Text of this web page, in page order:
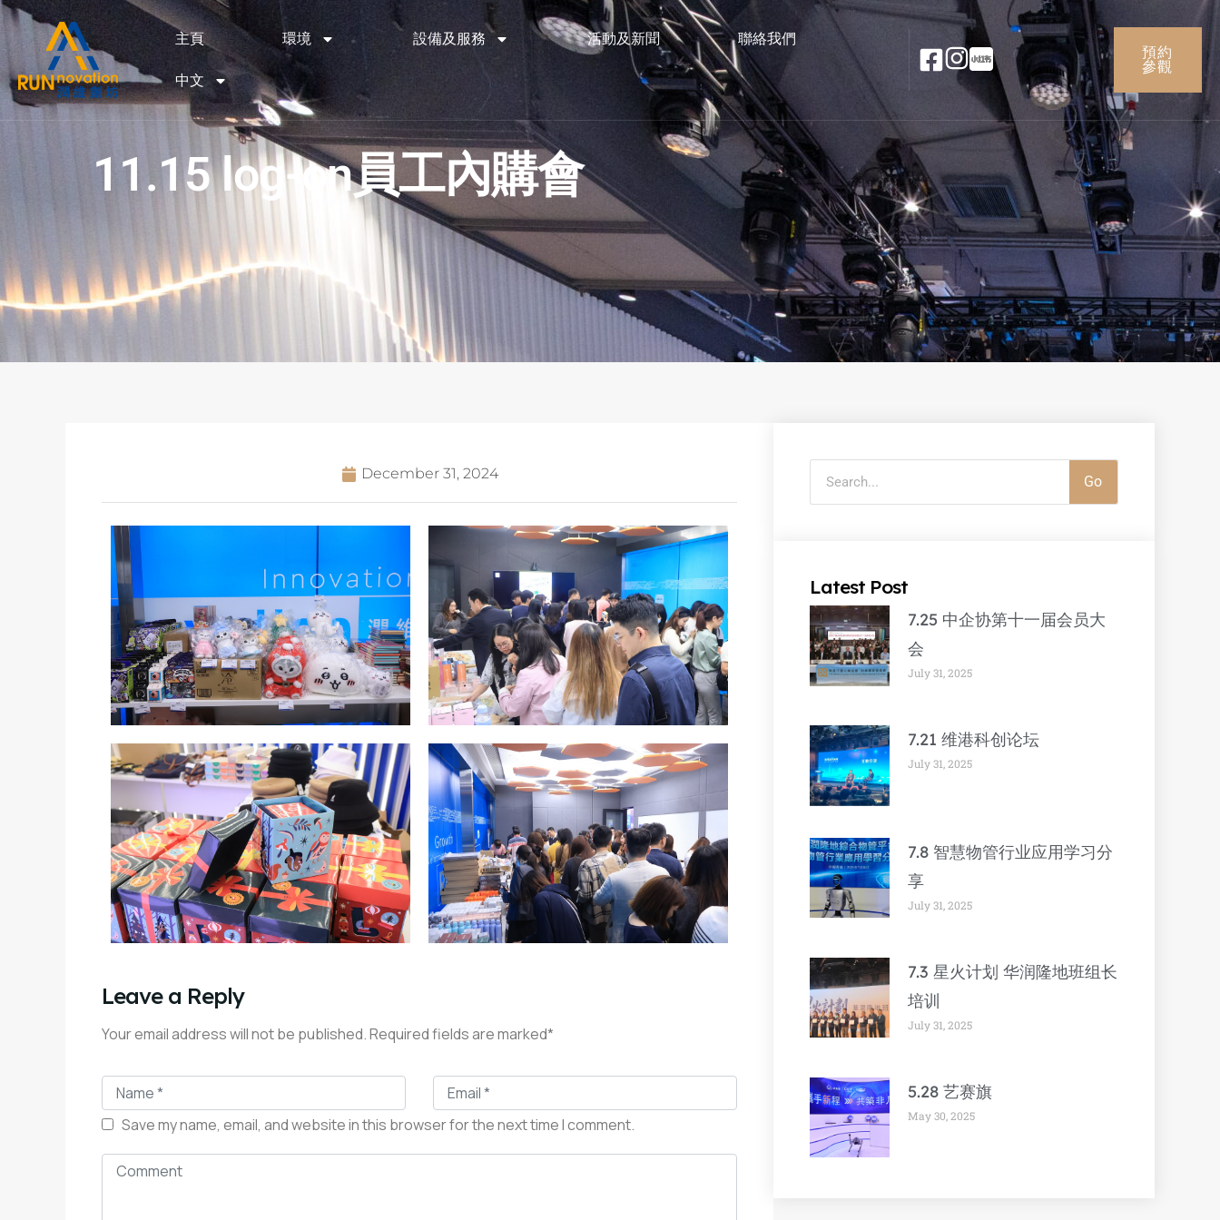
主頁 環境 設備及服務 活動及新聞 聯絡我們
中文
預約
參觀
11.15 log-on員工內購會
December 31, 2024
Leave a Reply
Your email address will not be published. Required fields are marked*
Save my name, email, and website in this browser for the next time I comment.
Go
Latest Post
7.25 中企协第十一届会员大
会
July 31, 2025
7.21 维港科创论坛
July 31, 2025
7.8 智慧物管行业应用学习分
享
July 31, 2025
7.3 星火计划 华润隆地班组长
培训
July 31, 2025
5.28 艺赛旗
May 30, 2025